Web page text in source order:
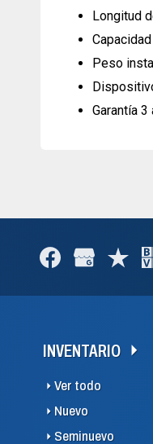
Longitud
Peso
Garantía
INVENTARIO
Ver todo
Nuevo
Seminuevo